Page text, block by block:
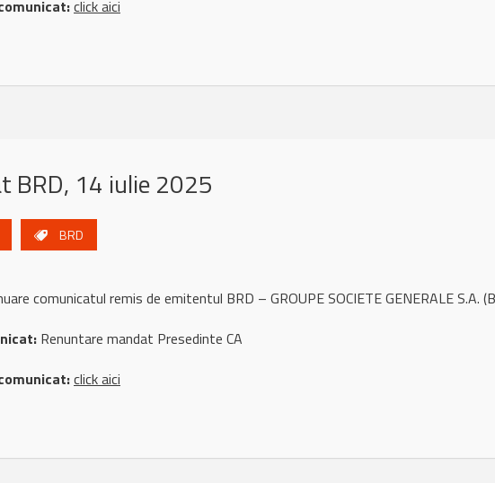
click aici
BRD, 14 iulie 2025
BRD
comunicatul remis de emitentul BRD – GROUPE SOCIETE GENERALE S.A.
Renuntare mandat Presedinte CA
click aici